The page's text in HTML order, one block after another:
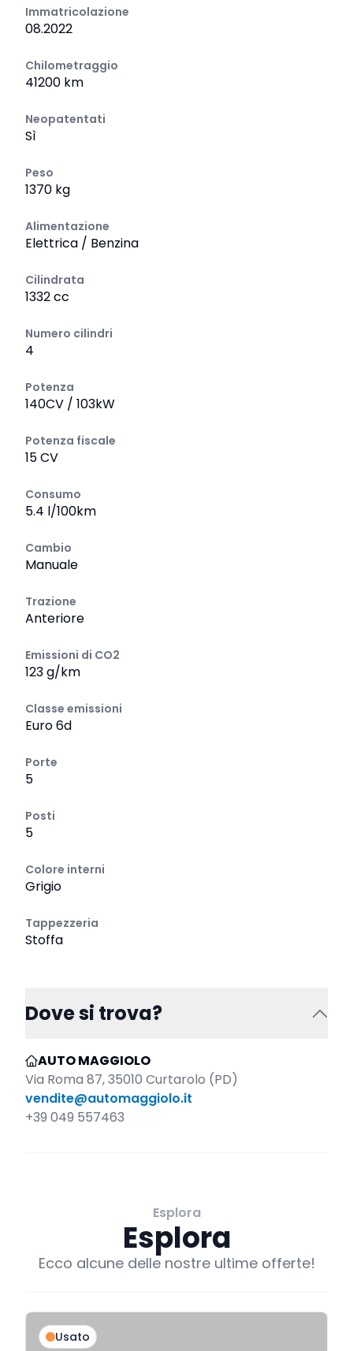
Immatricolazione
08.2022
Chilometraggio
41200 km
Neopatentati
Sì
Peso
1370 kg
Alimentazione
Elettrica / Benzina
Cilindrata
1332 cc
Numero cilindri
4
Potenza
140CV / 103kW
Potenza fiscale
15 CV
Consumo
5.4 l/100km
Cambio
Manuale
Trazione
Anteriore
Emissioni di CO2
123 g/km
Classe emissioni
Euro 6d
Porte
5
Posti
5
Colore interni
Grigio
Tappezzeria
Stoffa
Dove si trova?
AUTO MAGGIOLO
Via Roma 87, 35010 Curtarolo (PD)
vendite@automaggiolo.it
+39 049 557463
Esplora
Esplora
Ecco alcune delle nostre ultime offerte!
Usato